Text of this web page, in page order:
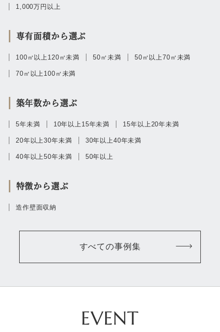
すべての事例集
1,000万円以上
専有面積から選ぶ
100㎡以上120㎡未満 50㎡未満 50㎡以上70㎡未満
70㎡以上100㎡未満
築年数から選ぶ
5年未満 10年以上15年未満 15年以上20年未満
20年以上30年未満 30年以上40年未満
40年以上50年未満 50年以上
特徴から選ぶ
造作壁面収納
EVENT